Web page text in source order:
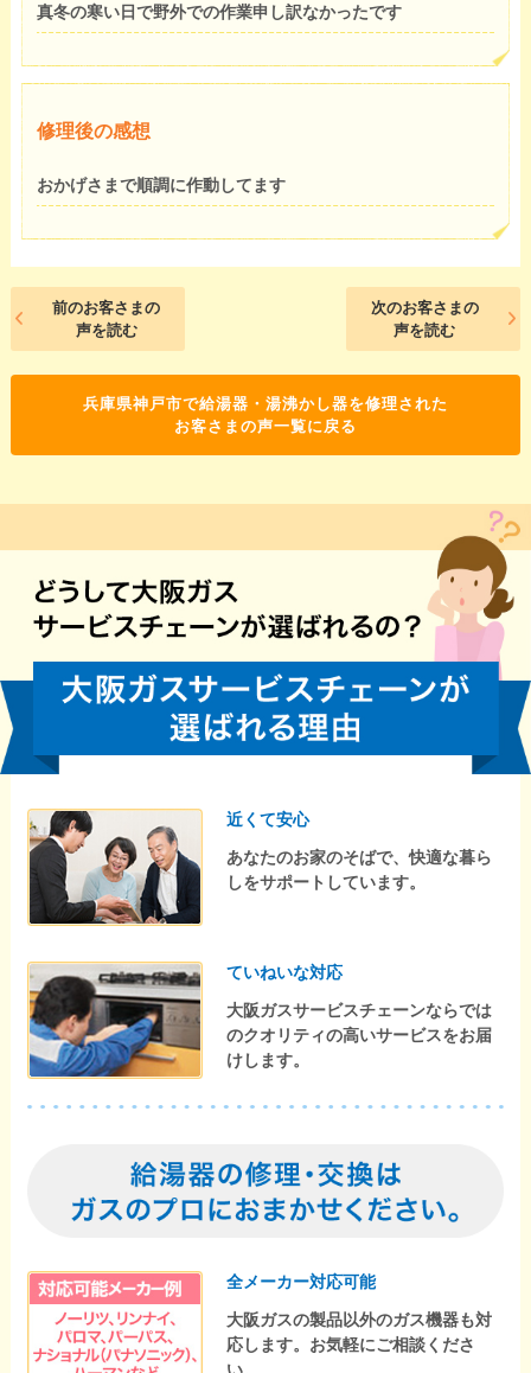
真冬の寒い日で野外での作業申し訳なかったです
修理後の感想
おかげさまで順調に作動してます
前のお客さまの
声を読む
次のお客さまの
声を読む
兵庫県神戸市で給湯器・湯沸かし器を修理された
お客さまの声一覧に戻る
近くて安心
あなたのお家のそばで、快適な暮ら
しをサポートしています。
ていねいな対応
大阪ガスサービスチェーンならでは
のクオリティの高いサービスをお届
けします。
全メーカー対応可能
大阪ガスの製品以外のガス機器も対
応します。お気軽にご相談くださ